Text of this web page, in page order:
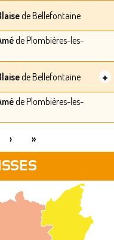
de Bellefontaine
de Plombières-les-
de Bellefontaine +
de Plombières-les-
› »